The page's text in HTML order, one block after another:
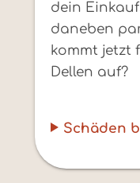
dein
daneben
kommt jetzt
Dellen auf?
Schäden